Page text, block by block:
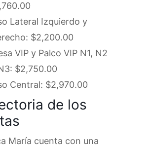
Lateral Izquierdo y
$2,200.00
VIP y Palco VIP N1, N2
$2,750.00
Central: $2,970.00
de los
María cuenta con una